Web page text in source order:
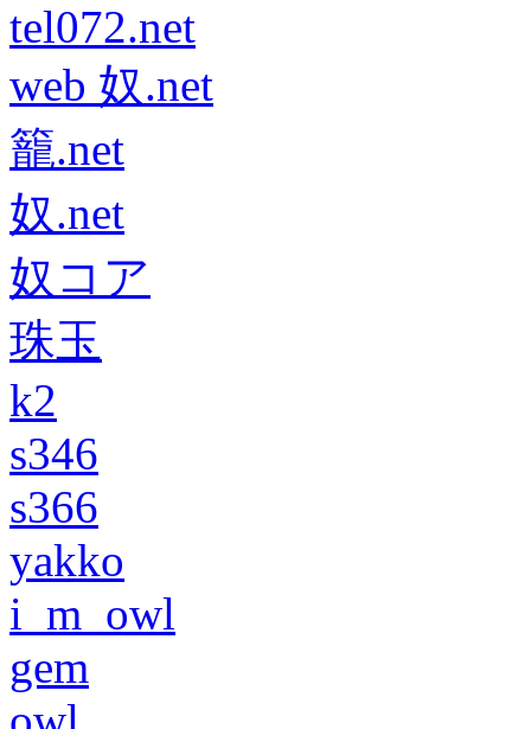
tel072.net
web 奴.net
籠.net
奴.net
奴コア
珠玉
k2
s346
s366
yakko
i_m_owl
gem